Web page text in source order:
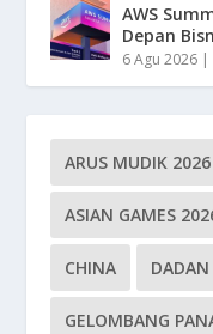
AWS
Depan
6 Agu 2026 |
ARUS MUDIK 2026
ASIAN GAMES
CHINA
GELOMBANG